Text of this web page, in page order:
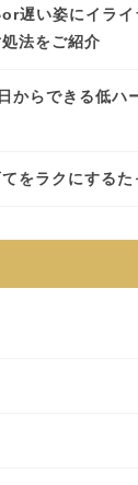
遅い姿にイライ
法をご紹介
からできる低ハ
てをラクにする